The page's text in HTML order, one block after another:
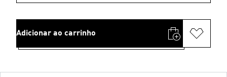
Adicionar ao carrinho